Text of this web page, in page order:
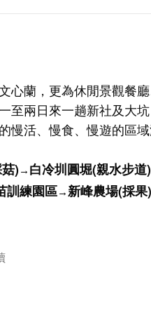
心蘭，更為休閒景觀餐
至兩日來一趟新社及大
活、慢食、慢遊的區域
)→ 白冷圳圓堀(親水步道)
訓練園區→ 新峰農場(採果)